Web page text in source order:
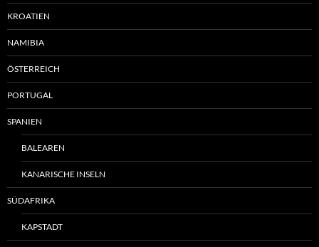
KROATIEN
NAMIBIA
ÖSTERREICH
PORTUGAL
SPANIEN
BALEAREN
KANARISCHE INSELN
SÜDAFRIKA
KAPSTADT